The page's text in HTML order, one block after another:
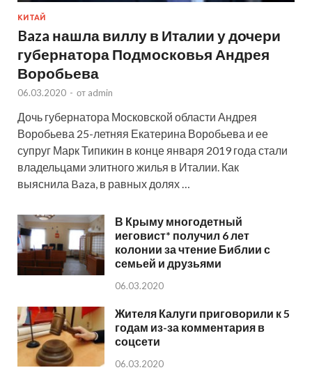
КИТАЙ
Baza нашла виллу в Италии у дочери
губернатора Подмосковья Андрея
Воробьева
06.03.2020 - от admin
Дочь губернатора Московской области Андрея
Воробьева 25-летняя Екатерина Воробьева и ее
супруг Марк Типикин в конце января 2019 года стали
владельцами элитного жилья в Италии. Как
выяснила Baza, в равных долях …
В Крыму многодетный
иеговист* получил 6 лет
колонии за чтение Библии с
семьей и друзьями
06.03.2020
Жителя Калуги приговорили к 5
годам из-за комментария в
соцсети
06.03.2020